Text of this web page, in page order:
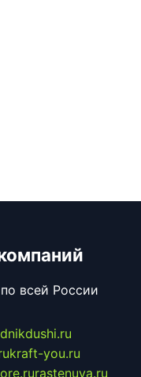
всей России
kraft-you.ru
rastenuya.ru